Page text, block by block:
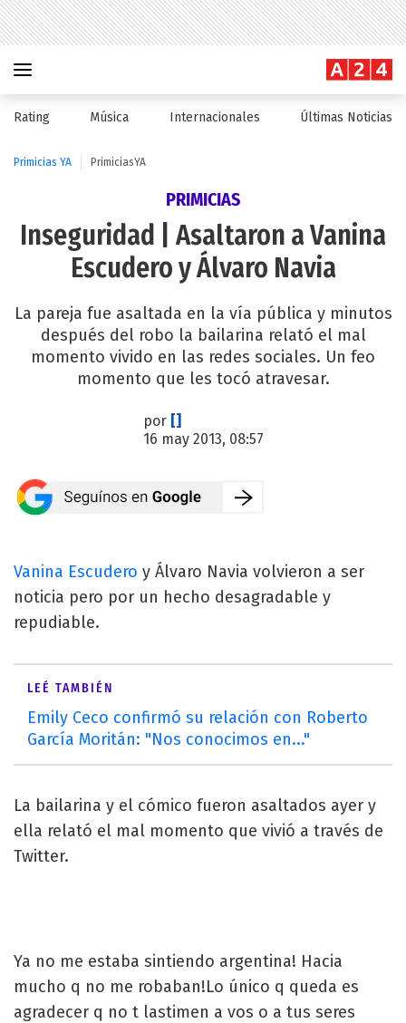
Rating Música Internacionales Últimas Noticias
Primicias YA PrimiciasYA
PRIMICIAS
Inseguridad | Asaltaron a Vanina
Escudero y Álvaro Navia
La pareja fue asaltada en la vía pública y minutos
después del robo la bailarina relató el mal
momento vivido en las redes sociales. Un feo
momento que les tocó atravesar.
por []
16 may 2013, 08:57
Vanina Escudero y Álvaro Navia volvieron a ser
noticia pero por un hecho desagradable y
repudiable.
LEÉ TAMBIÉN
Emily Ceco confirmó su relación con Roberto
García Moritán: "Nos conocimos en..."
La bailarina y el cómico fueron asaltados ayer y
ella relató el mal momento que vivió a través de
Twitter.
Ya no me estaba sintiendo argentina! Hacia
mucho q no me robaban!Lo único q queda es
agradecer q no t lastimen a vos o a tus seres